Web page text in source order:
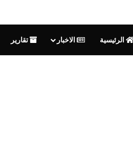
الرئيسية الاخبار تقارير